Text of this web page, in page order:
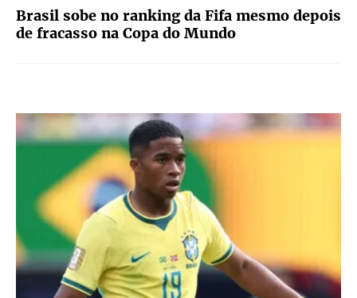
Brasil sobe no ranking da Fifa mesmo depois
de fracasso na Copa do Mundo